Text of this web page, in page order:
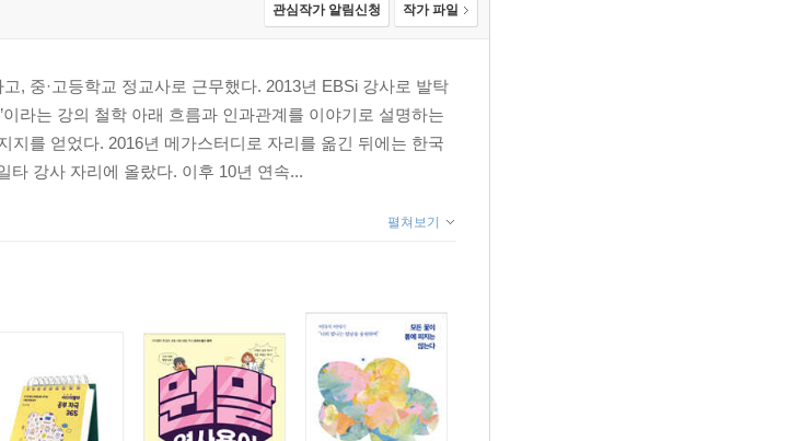
관심작가 알림신청 작가 파일
, 중·고등학교 정교사로 근무했다. 2013년 EBSi 강사로 발탁
라는 강의 철학 아래 흐름과 인과관계를 이야기로 설명하는
지를 얻었다. 2016년 메가스터디로 자리를 옮긴 뒤에는 한국
타 강사 자리에 올랐다. 이후 10년 연속...
펼쳐보기